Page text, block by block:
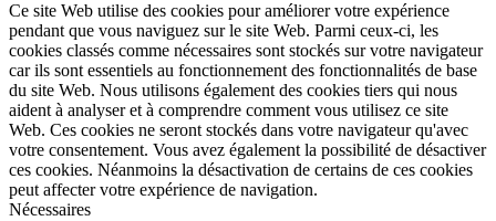
Ce site Web utilise des cookies pour améliorer votre expérience
pendant que vous naviguez sur le site Web. Parmi ceux-ci, les
cookies classés comme nécessaires sont stockés sur votre navigateur
car ils sont essentiels au fonctionnement des fonctionnalités de base
du site Web. Nous utilisons également des cookies tiers qui nous
aident à analyser et à comprendre comment vous utilisez ce site
Web. Ces cookies ne seront stockés dans votre navigateur qu'avec
votre consentement. Vous avez également la possibilité de désactiver
ces cookies. Néanmoins la désactivation de certains de ces cookies
peut affecter votre expérience de navigation.
Nécessaires